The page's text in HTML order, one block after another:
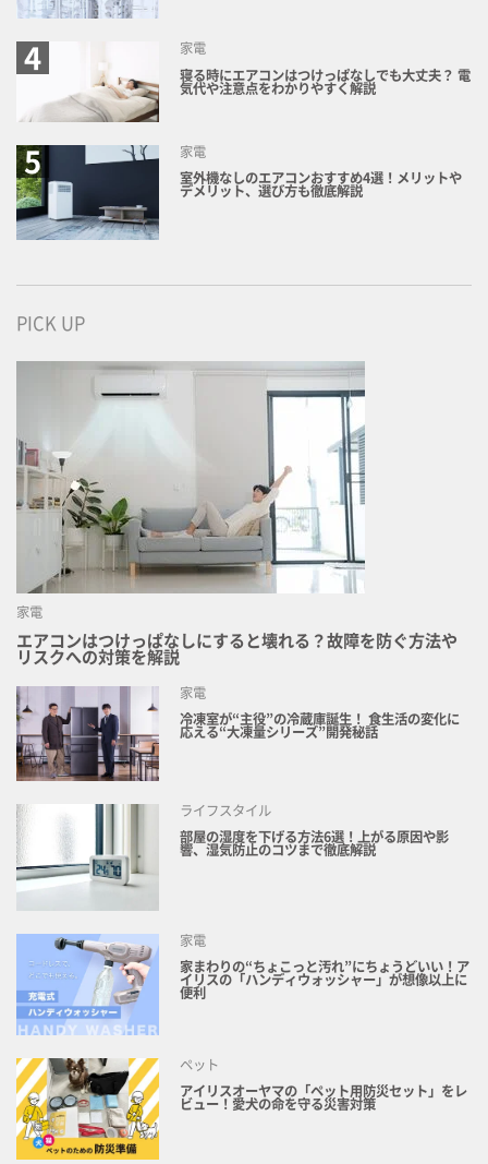
家電
寝る時にエアコンはつけっぱなしでも大丈夫？ 電
気代や注意点をわかりやすく解説
家電
室外機なしのエアコンおすすめ4選！メリットや
デメリット、選び方も徹底解説
PICK UP
家電
エアコンはつけっぱなしにすると壊れる？故障を防ぐ方法や
リスクへの対策を解説
家電
冷凍室が“主役”の冷蔵庫誕生！ 食生活の変化に
応える“大凍量シリーズ”開発秘話
ライフスタイル
部屋の湿度を下げる方法6選！上がる原因や影
響、湿気防止のコツまで徹底解説
家電
家まわりの“ちょこっと汚れ”にちょうどいい！ア
イリスの「ハンディウォッシャー」が想像以上に
便利
ペット
アイリスオーヤマの「ペット用防災セット」をレ
ビュー！愛犬の命を守る災害対策